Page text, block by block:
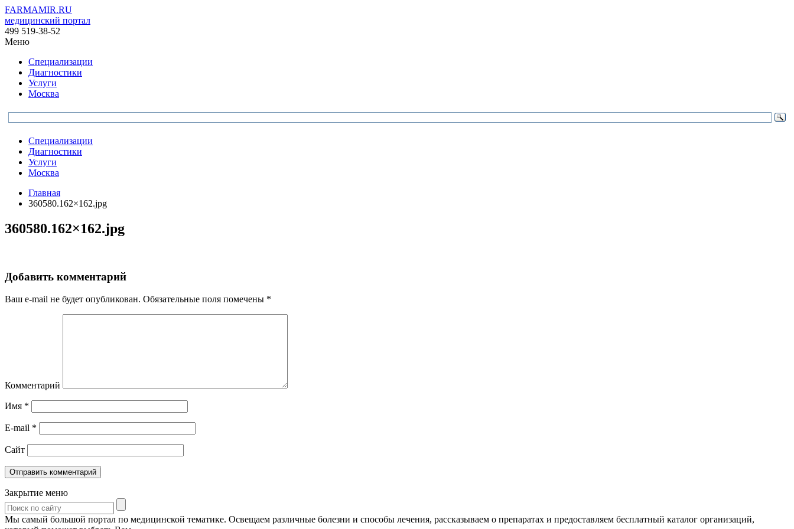
FARMAMIR.RU
медицинский портал
499 519-38-52
Меню
Специализации
Диагностики
Услуги
Москва
Специализации
Диагностики
Услуги
Москва
Главная
360580.162×162.jpg
360580.162×162.jpg
Добавить комментарий
Ваш e-mail не будет опубликован. Обязательные поля помечены *
Комментарий
Имя *
E-mail *
Сайт
Закрытие меню
Мы самый большой портал по медицинской тематике. Освещаем различные болезни и способы лечения, рассказываем о препаратах и предоставляем бесплатный каталог организаций,